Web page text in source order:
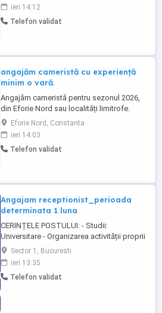
ieri 14:12
Telefon validat
angajăm cameristă cu experiență
minim o vară.
Angajăm cameristă pentru sezonul 2026,
din Eforie Nord sau localități limitrofe.
Hotel Philoxenia, Eforie Nord telefon
Eforie Nord, Constanta
ieri 14:03
Telefon validat
Angajam receptionist_perioada
determinata 1 luna
CERINȚELE POSTULUI: - Studii:
Universitare - Organizarea activității proprii
- Cunoașterea procedurilor companiei
legate de activitatea acesteia -
Perfecționarea activității profesionale -
Aplicarea și respectarea prevederilor
Sector 1, Bucuresti
ieri 13:35
Telefon validat